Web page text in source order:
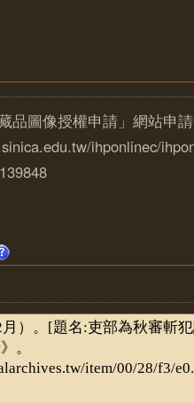
品圖像授權申請」網站申
ihponlinec/